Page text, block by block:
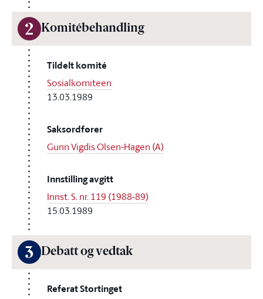
2 Komitébehandling
Tildelt komité
Sosialkomiteen
13.03.1989
Saksordfører
Gunn Vigdis Olsen-Hagen (A)
Innstilling avgitt
Innst. S. nr. 119 (1988-89)
15.03.1989
3 Debatt og vedtak
Referat Stortinget